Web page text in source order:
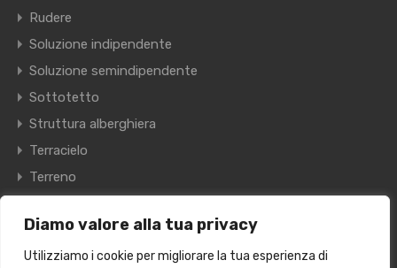
Diamo valore alla tua privacy
Utilizziamo i cookie per migliorare la tua esperienza di
Rudere
Soluzione indipendente
Soluzione semindipendente
Sottotetto
Struttura alberghiera
Terracielo
Terreno
Villetta a schiera